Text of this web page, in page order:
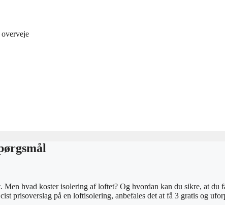
hvad koster isolering af loftet? Og hvordan kan du sikre, at du
prisoverslag på en loftisolering, anbefales det at få 3 gratis og